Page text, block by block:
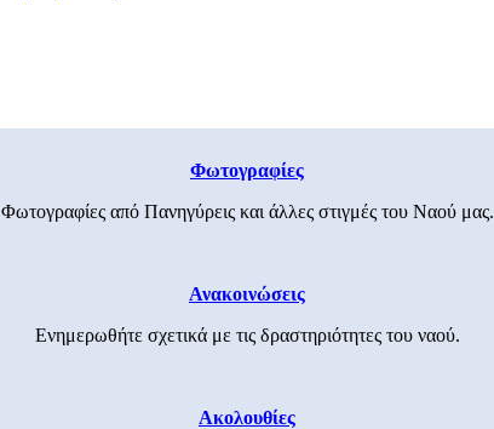
Φωτογραφίες
Φωτογραφίες από Πανηγύρεις και άλλες στιγμές του Ναού μας.
Ανακοινώσεις
Ενημερωθήτε σχετικά με τις δραστηριότητες του ναού.
Ακολουθίες